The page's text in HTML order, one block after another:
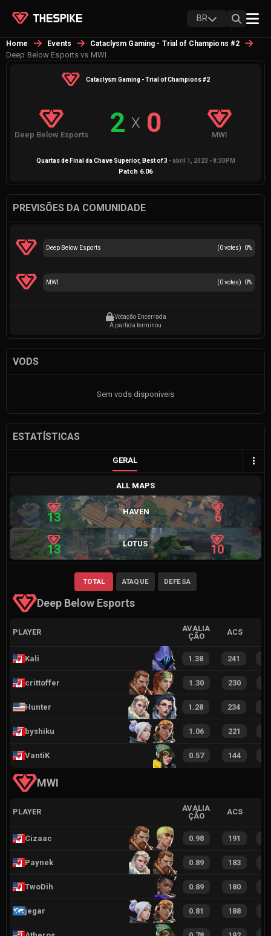
BR
Home Events Cataclysm Gaming - Trial of Champions #2
Deep Below Esports vs MWI
Cataclysm Gaming - Trial of Champions #2
Deep Below Esports 2 X 0 MWI
Quartas de Final da Chave Superior, Best of3 - abril 1, 2023 - 8:30PM
Patch 6.06
PREVISÕES DA COMUNIDADE
(0votes) 0%
Deep Below Esports
(0votes) 0%
MWI
Votação Encerrada
A partida terminou
VODS
Sem vods disponíveis
ESTATÍSTICAS
GERAL
ALL MAPS
13 HAVEN 6
13 LOTUS 10
Deep Below Esports
TOTAL ATAQUE DEFESA
PLAYER
AVALIA
ÇÃO
ACS
Kali 1.38 241
crittoffer 1.30 230
Hunter 1.28 234
byshiku 1.06 221
VantiK 0.57 144
MWI
PLAYER
AVALIA
ÇÃO
ACS
Cizaac 0.98 191
Paynek 0.89 183
TwoDih 0.89 180
jegar 0.81 188